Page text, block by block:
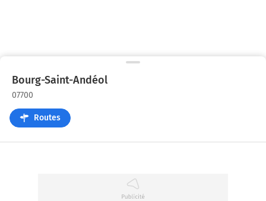
Bourg-Saint-Andéol
07700
Routes